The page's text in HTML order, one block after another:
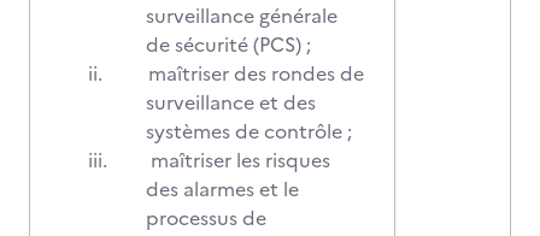
surveillance générale
de sécurité (PCS) ;
ii.
maîtriser des rondes de
surveillance et des
systèmes de contrôle ;
iii.
maîtriser les risques
des alarmes et le
processus de